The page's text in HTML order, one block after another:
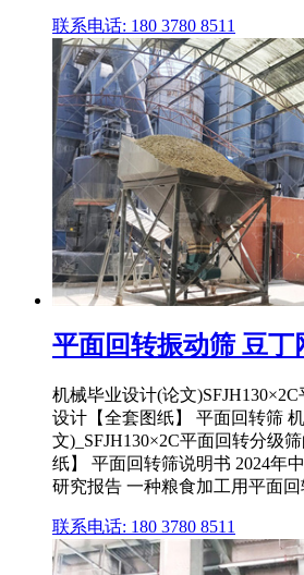
联系电话: 180 3780 8511
平面回转振动筛 豆丁
机械毕业设计(论文
设计【全套图纸】 平面回转筛
文)_SFJH130×2C平面回转分级
纸】 平面回转筛说明书 2024年
研究报告 一种粮食加工用平面
联系电话: 180 3780 8511